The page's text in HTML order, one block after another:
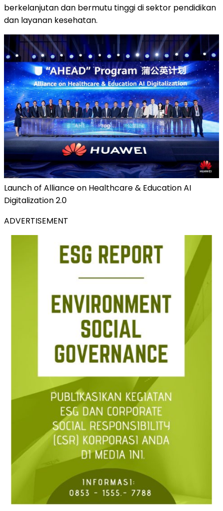
berkelanjutan dan bermutu tinggi di sektor pendidikan
dan layanan kesehatan.
Launch of Alliance on Healthcare & Education AI
Digitalization 2.0
ADVERTISEMENT